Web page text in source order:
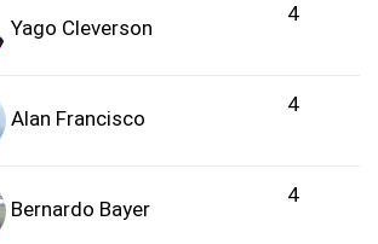
Yago Cleverson
4
Alan Francisco
4
Bernardo Bayer
4